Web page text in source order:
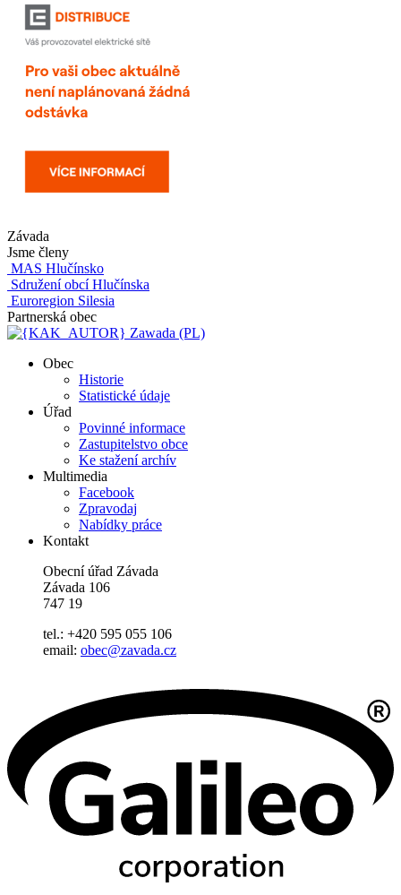
Závada
Jsme členy
MAS Hlučínsko
Sdružení obcí Hlučínska
Euroregion Silesia
Partnerská obec
Zawada (PL)
Obec
Historie
Statistické údaje
Úřad
Povinné informace
Zastupitelstvo obce
Ke stažení archív
Multimedia
Facebook
Zpravodaj
Nabídky práce
Kontakt
Obecní úřad Závada
Závada 106
747 19
tel.: +420 595 055 106
email: obec@zavada.cz